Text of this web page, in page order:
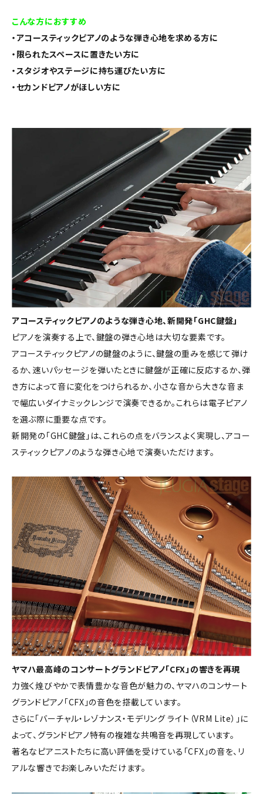
こんな方におすすめ
・アコースティックピアノのような弾き心地を求める方に
・限られたスペースに置きたい方に
・スタジオやステージに持ち運びたい方に
・セカンドピアノがほしい方に
アコースティックピアノのような弾き心地、新開発「GHC鍵盤」
ピアノを演奏する上で、鍵盤の弾き心地は大切な要素です。
アコースティックピアノの鍵盤のように、鍵盤の重みを感じて弾け
るか、速いパッセージを弾いたときに鍵盤が正確に反応するか、弾
き方によって音に変化をつけられるか、小さな音から大きな音ま
で幅広いダイナミックレンジで演奏できるか。これらは電子ピアノ
を選ぶ際に重要な点です。
新開発の「GHC鍵盤」は、これらの点をバランスよく実現し、アコー
スティックピアノのような弾き心地で演奏いただけます。
ヤマハ最高峰のコンサートグランドピアノ「CFX」の響きを再現
力強く煌びやかで表情豊かな音色が魅力の、ヤマハのコンサート
グランドピアノ「CFX」の音色を搭載しています。
さらに「バーチャル・レゾナンス・モデリング ライト（VRM Lite）」に
よって、グランドピアノ特有の複雑な共鳴音を再現しています。
著名なピアニストたちに高い評価を受けている「CFX」の音を、リ
アルな響きでお楽しみいただけます。